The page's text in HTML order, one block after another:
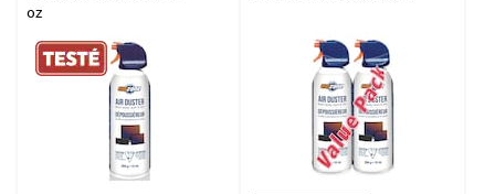
oz